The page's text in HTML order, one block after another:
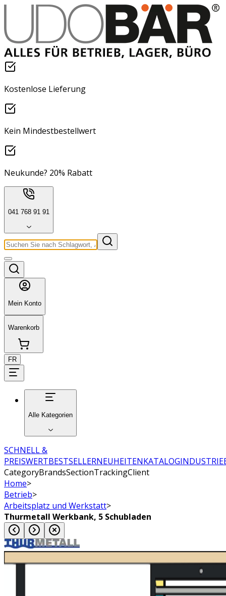
Kostenlose Lieferung
Kein Mindestbestellwert
Neukunde? 20% Rabatt
041 768 91 91
Mein Konto
Warenkorb
FR
Alle Kategorien
SCHNELL &
PREISWERTBESTSELLERNEUHEITENKATALOG
CategoryBrandsSectionTrackingClient
Home>
Betrieb>
Arbeitsplatz und Werkstatt>
Thurmetall Werkbank, 5 Schubladen